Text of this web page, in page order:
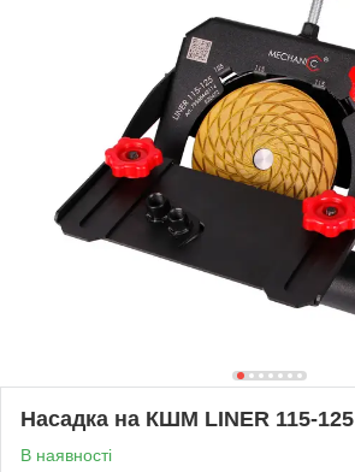
Насадка на КШМ LINER 115-125
В наявності